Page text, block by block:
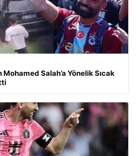
Salah’a Yönelik Sıcak